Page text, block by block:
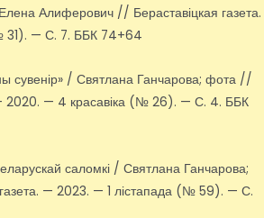
Алиферович // Бераставіцкая газета.
31). — С. 7. ББК 74+64
сувенір» / Святлана Ганчарова; фота //
— 2020. — 4 красавіка (№ 26). — С. 4. ББК
саломкі / Святлана Ганчарова;
— 2023. — 1 лістапада (№ 59). — С.